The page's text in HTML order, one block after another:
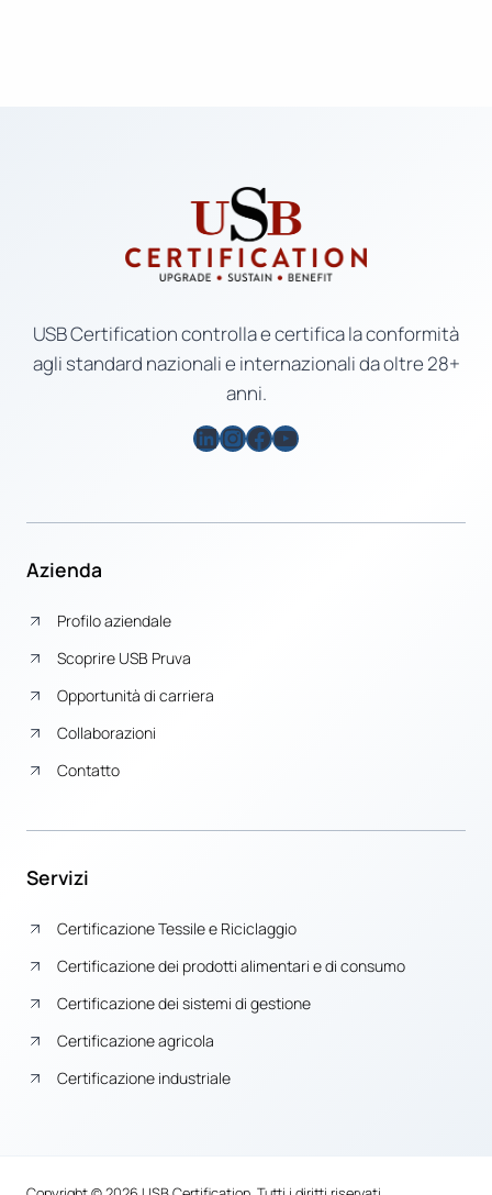
USB Certification controlla e certifica la conformità
agli standard nazionali e internazionali da oltre 28+
anni.
LinkedIn
Instagram
Facebook
YouTube
Azienda
Profilo aziendale
Scoprire USB Pruva
Opportunità di carriera
Collaborazioni
Contatto
Servizi
Certificazione Tessile e Riciclaggio
Certificazione dei prodotti alimentari e di consumo
Certificazione dei sistemi di gestione
Certificazione agricola
Certificazione industriale